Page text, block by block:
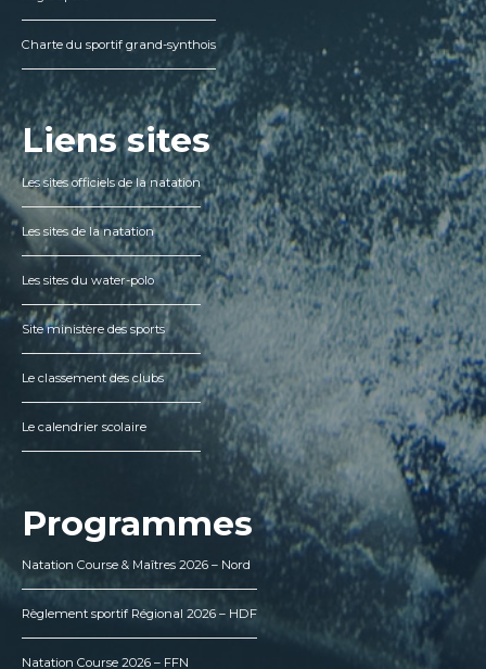
Charte du sportif grand-synthois
Liens sites
Les sites officiels de la natation
Les sites de la natation
Les sites du water-polo
Site ministère des sports
Le classement des clubs
Le calendrier scolaire
Programmes
Natation Course & Maîtres 2026 – Nord
Règlement sportif Régional 2026 – HDF
Natation Course 2026 – FFN